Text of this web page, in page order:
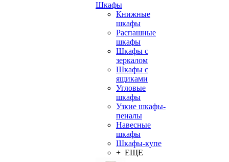
Шкафы
Книжные
шкафы
Распашные
шкафы
Шкафы с
зеркалом
Шкафы с
ящиками
Угловые
шкафы
Узкие шкафы-
пеналы
Навесные
шкафы
Шкафы-купе
+ ЕЩЕ